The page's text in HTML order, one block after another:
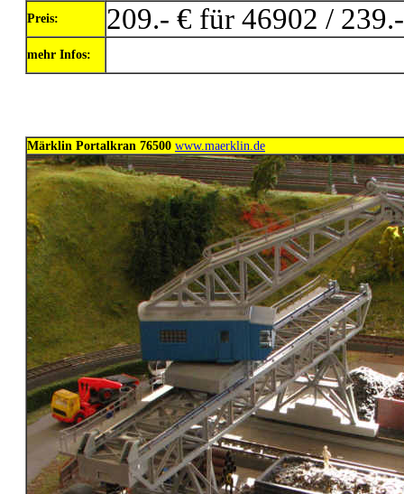
Preis: 209.- € für 46902 /
mehr Infos:
Märklin Portalkran 76500 www.maerklin.de